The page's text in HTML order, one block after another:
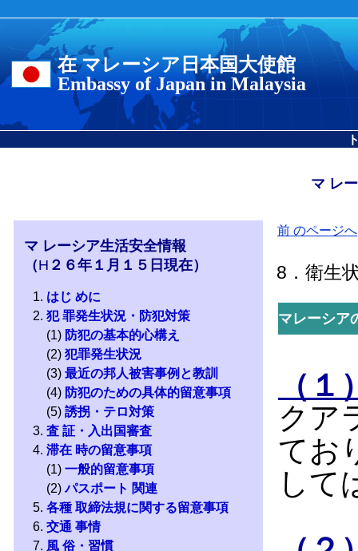
在 マレーシア日本国大使館
Embassy of Japan in Malaysia
マ レ
マ レーシア生活安全情報
（H ２６年１月１５日現在）
はじ めに
犯 罪発生状況・防犯対策
(1) 防犯の基本的心構え
(2) 犯罪発生状況
(3) 最近の邦人被害事例と教訓
(4) 防犯のための具体的留意事項
(5) 誘拐・テロ対策
査 証・入出国審査
滞在 時の留意事項
(1) 一般的留意事項
(2)パスポート 関連
各種 取締法規に関する留意事項
交通 事情
風 俗・習慣
前 のページへ
8．衛生
マレーシア
（
クア
てお
して